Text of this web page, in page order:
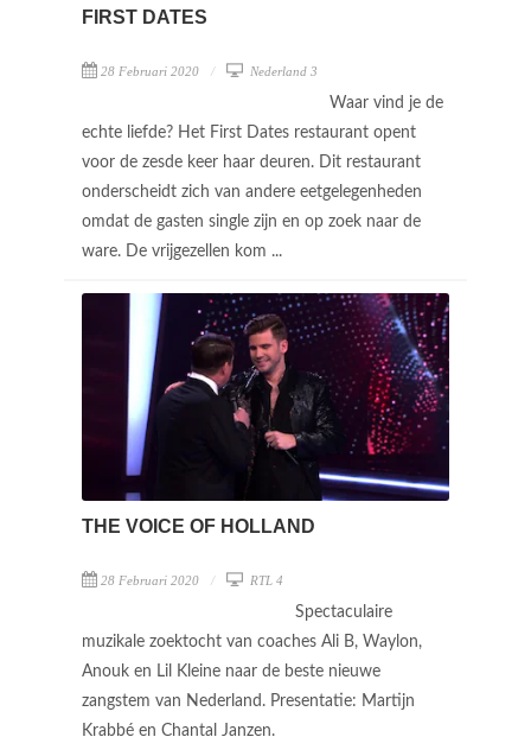
FIRST DATES
28 Februari 2020 Nederland 3
Waar vind je de
echte liefde? Het First Dates restaurant opent
voor de zesde keer haar deuren. Dit restaurant
onderscheidt zich van andere eetgelegenheden
omdat de gasten single zijn en op zoek naar de
ware. De vrijgezellen kom ...
THE VOICE OF HOLLAND
28 Februari 2020 RTL 4
Spectaculaire
muzikale zoektocht van coaches Ali B, Waylon,
Anouk en Lil Kleine naar de beste nieuwe
zangstem van Nederland. Presentatie: Martijn
Krabbé en Chantal Janzen.